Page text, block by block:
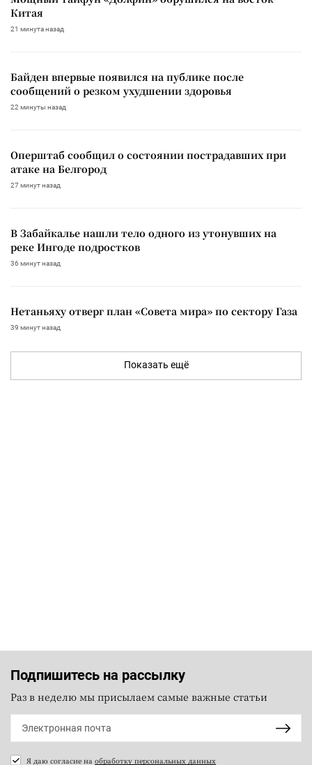
Китая
21 минута назад
Байден впервые появился на публике после
сообщений о резком ухудшении здоровья
22 минуты назад
Оперштаб сообщил о состоянии пострадавших при
атаке на Белгород
27 минут назад
В Забайкалье нашли тело одного из утонувших на
реке Ингоде подростков
36 минут назад
Нетаньяху отверг план «Совета мира» по сектору Газа
39 минут назад
Показать ещё
Подпишитесь на рассылку
Раз в неделю мы присылаем самые важные статьи
Я даю согласие на обработку персональных данных